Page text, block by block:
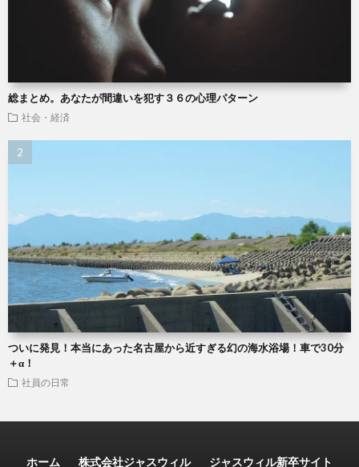
総まとめ。あなたが間違いを犯す３６の心理パターン
社会・経済
ついに発見！本当にあった名古屋から近すぎる幻の海水浴場！車で30分
＋α！
社員の日常
ホーム 株式会社ジャスウィル ジャスウィル新卒サイト